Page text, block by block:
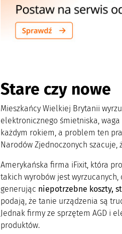
Stare czy nowe
Mieszkańcy Wielkiej Brytanii
elektronicznego śmietniska,
każdym rokiem, a problem ten
Narodów Zjednoczonych szacuje,
Amerykańska firma iFixit, która
takich wyrobów jest wyrzucanych,
generując niepotrzebne koszty,
podają, że tanie urządzenia są
Jednak firmy ze sprzętem AGD i
produktów.